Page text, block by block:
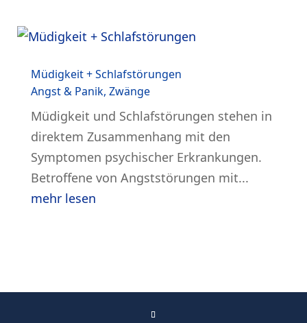
Müdigkeit + Schlafstörungen
Angst & Panik, Zwänge
Müdigkeit und Schlafstörungen stehen in
direktem Zusammenhang mit den
Symptomen psychischer Erkrankungen.
Betroffene von Angststörungen mit...
mehr lesen